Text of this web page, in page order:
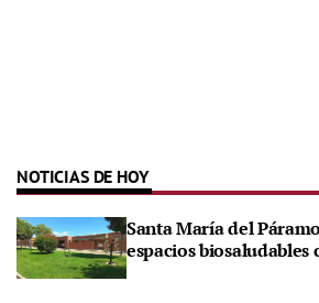
NOTICIAS DE HOY
Santa María del
espacios biosaludables